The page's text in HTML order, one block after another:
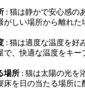
: 猫は静かで安心感の
がしい場所から離れた
: 猫は適度な温度を好
で、快適な温度をキー
場所 : 猫は太陽の光を
床を日の当たる場所に